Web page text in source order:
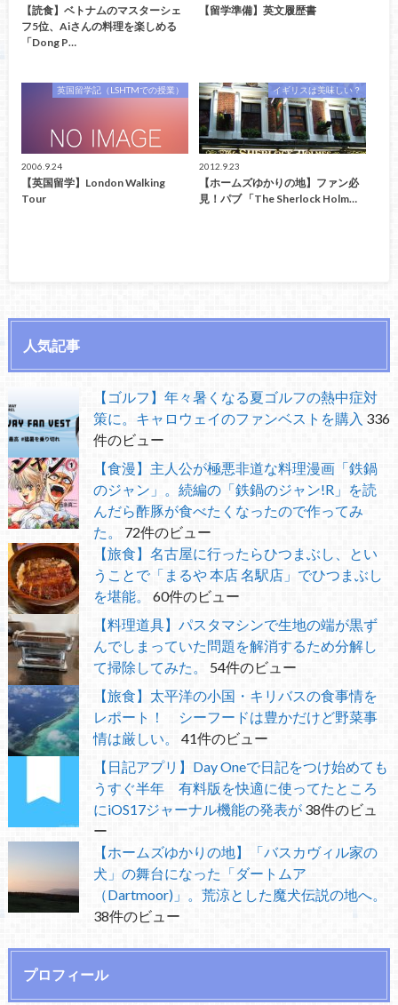
【読食】ベトナムのマスターシェ
フ5位、Aiさんの料理を楽しめる
「Dong P…
【留学準備】英文履歴書
英国留学記（LSHTMでの授業）
2006.9.24
【英国留学】London Walking
Tour
イギリスは美味しい？
2012.9.23
【ホームズゆかりの地】ファン必
見！パブ 「The Sherlock Holm…
人気記事
【ゴルフ】年々暑くなる夏ゴルフの熱中症対
策に。キャロウェイのファンベストを購入 336
件のビュー
【食漫】主人公が極悪非道な料理漫画「鉄鍋
のジャン」。続編の「鉄鍋のジャン!R」を読
んだら酢豚が食べたくなったので作ってみ
た。
72件のビュー
【旅食】名古屋に行ったらひつまぶし、とい
うことで「まるや 本店 名駅店」でひつまぶし
を堪能。
60件のビュー
【料理道具】パスタマシンで生地の端が黒ず
んでしまっていた問題を解消するため分解し
て掃除してみた。
54件のビュー
【旅食】太平洋の小国・キリバスの食事情を
レポート！ シーフードは豊かだけど野菜事
情は厳しい。
41件のビュー
【日記アプリ】Day Oneで日記をつけ始めても
うすぐ半年 有料版を快適に使ってたところ
にiOS17ジャーナル機能の発表が 38件のビュ
ー
【ホームズゆかりの地】「バスカヴィル家の
犬」の舞台になった「ダートムア
（Dartmoor)」。荒涼とした魔犬伝説の地へ。
38件のビュー
プロフィール